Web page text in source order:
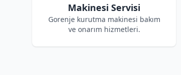
Makinesi Servisi
Gorenje kurutma makinesi bakım
ve onarım hizmetleri.